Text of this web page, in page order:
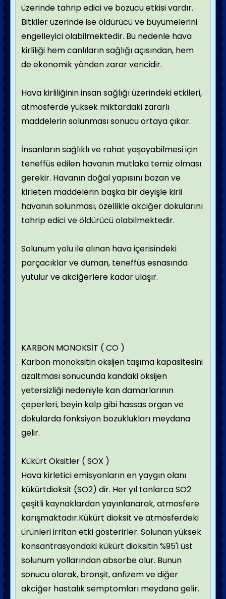
üzerinde tahrip edici ve bozucu etkisi vardır.
Bitkiler üzerinde ise öldürücü ve büyümelerini
engelleyici olabilmektedir. Bu nedenle hava
kirliliği hem canlıların sağlığı açısından, hem
de ekonomik yönden zarar vericidir.
Hava kirliliğinin insan sağlığı üzerindeki etkileri,
atmosferde yüksek miktardaki zararlı
maddelerin solunması sonucu ortaya çıkar.
İnsanların sağlıklı ve rahat yaşayabilmesi için
teneffüs edilen havanın mutlaka temiz olması
gerekir. Havanın doğal yapısını bozan ve
kirleten maddelerin başka bir deyişle kirli
havanın solunması, özellikle akciğer dokularını
tahrip edici ve öldürücü olabilmektedir.
Solunum yolu ile alınan hava içerisindeki
parçacıklar ve duman, teneffüs esnasında
yutulur ve akciğerlere kadar ulaşır.
KARBON MONOKSİT ( CO )
Karbon monoksitin oksijen taşıma kapasitesini
azaltması sonucunda kandaki oksijen
yetersizliği nedeniyle kan damarlarının
çeperleri, beyin kalp gibi hassas organ ve
dokularda fonksiyon bozuklukları meydana
gelir.
Kükürt Oksitler ( SOX )
Hava kirletici emisyonların en yaygın olanı
kükürtdioksit (SO2) dir. Her yıl tonlarca SO2
çeşitli kaynaklardan yayınlanarak, atmosfere
karışmaktadır.Kükürt dioksit ve atmosferdeki
ürünleri irritan etki gösterirler. Solunan yüksek
konsantrasyondaki kükürt dioksitin %95'i üst
solunum yollarından absorbe olur. Bunun
sonucu olarak, bronşit, anfizem ve diğer
akciğer hastalık semptomları meydana gelir.